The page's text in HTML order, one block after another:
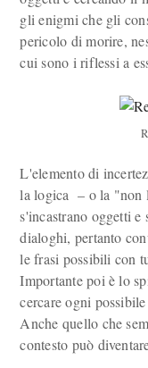
gli enigmi che gli
pericolo di morire,
cui sono i riflessi a
L'elemento di
la logica – o la "non
s'incastrano oggetti
dialoghi, pertanto
le frasi possibili con
Importante poi è lo
cercare ogni
Anche quello che
contesto può